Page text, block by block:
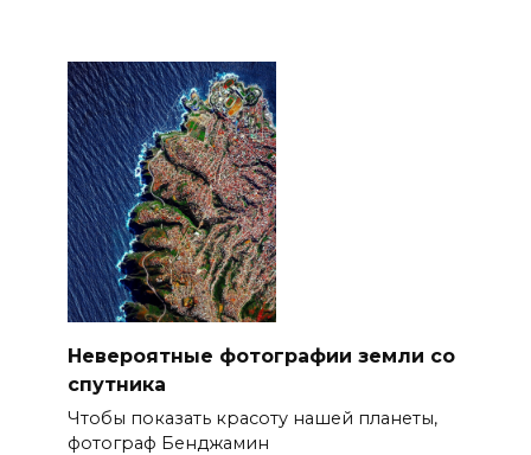
Невероятные фотографии земли со
спутника
Чтобы показать красоту нашей планеты,
фотограф Бенджамин